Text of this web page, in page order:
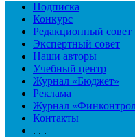
Подписка
Конкурс
Редакционный совет
Экспертный совет
Наши авторы
Учебный центр
Журнал «Бюджет»
Реклама
Журнал
Контакты
. . .